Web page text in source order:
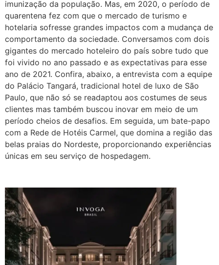
imunização da população. Mas, em 2020, o período de
quarentena fez com que o mercado de turismo e
hotelaria sofresse grandes impactos com a mudança de
comportamento da sociedade. Conversamos com dois
gigantes do mercado hoteleiro do país sobre tudo que
foi vivido no ano passado e as expectativas para esse
ano de 2021. Confira, abaixo, a entrevista com a equipe
do Palácio Tangará, tradicional hotel de luxo de São
Paulo, que não só se readaptou aos costumes de seus
clientes mas também buscou inovar em meio de um
período cheios de desafios. Em seguida, um bate-papo
com a Rede de Hotéis Carmel, que domina a região das
belas praias do Nordeste, proporcionando experiências
únicas em seu serviço de hospedagem.